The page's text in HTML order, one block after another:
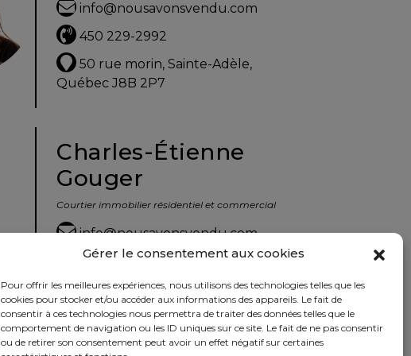
Gérer le consentement aux cookies
Pour offrir les meilleures expériences, nous utilisons des technologies telles que les
cookies pour stocker et/ou accéder aux informations des appareils. Le fait de
consentir à ces technologies nous permettra de traiter des données telles que le
comportement de navigation ou les ID uniques sur ce site. Le fait de ne pas consentir
ou de retirer son consentement peut avoir un effet négatif sur certaines
info@nousavonsvendu.com
450 229-2992
50 rue morin, Sainte-Adèle,
Québec J8B 2P7
Charles-Étienne
Gouger
Courtier immobilier résidentiel et commercial
info@nousavonsvendu.com
450 229-2992
50 rue morin, Sainte-Adèle,
Québec J8B 2P7